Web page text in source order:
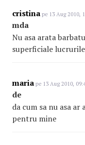
cristina pe 13 Aug 2010,
mda
Nu asa arata
superficiale
maria pe 13 Aug 2010,
de
da cum sa nu asa
pentru mine